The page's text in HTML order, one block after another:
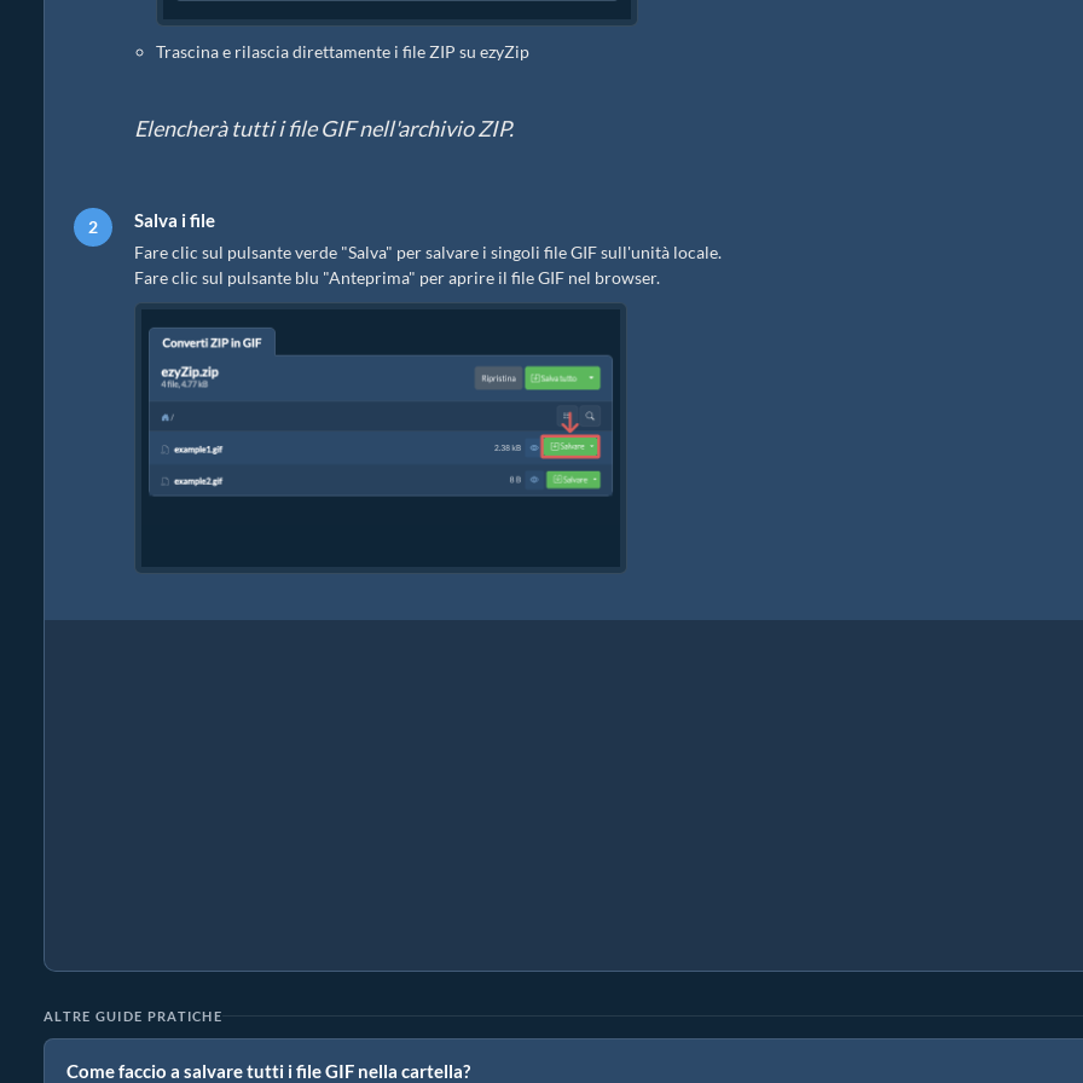
Trascina e rilascia direttamente i file ZIP su ezyZip
Elencherà tutti i file GIF nell'archivio ZIP.
Salva i file
Fare clic sul pulsante verde "Salva" per salvare i singoli file GIF sull'unità locale.
Fare clic sul pulsante blu "Anteprima" per aprire il file GIF nel browser.
ALTRE GUIDE PRATICHE
Come faccio a salvare tutti i file GIF nella cartella?